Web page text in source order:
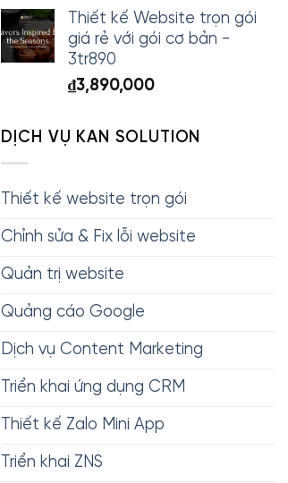
Thiết kế Website trọn gói
giá rẻ với gói cơ bản -
3tr890
₫3,890,000
DỊCH VỤ KAN SOLUTION
Thiết kế website trọn gói
Chỉnh sửa & Fix lỗi website
Quản trị website
Quảng cáo Google
Dịch vụ Content Marketing
Triển khai ứng dụng CRM
Thiết kế Zalo Mini App
Triển khai ZNS